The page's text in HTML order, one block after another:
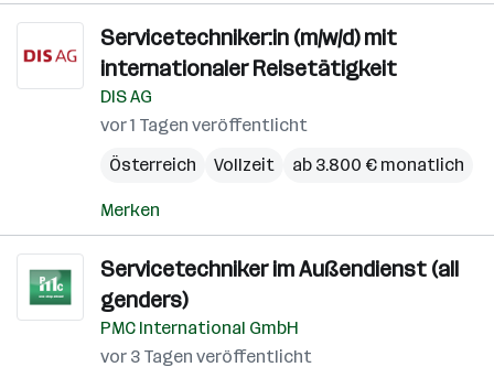
Servicetechniker:in (m/w/d) mit
internationaler Reisetätigkeit
DIS AG
vor 1 Tagen veröffentlicht
Österreich
Vollzeit ab 3.800 € monatlich
Merken
Servicetechniker im Außendienst (all
genders)
PMC International GmbH
vor 3 Tagen veröffentlicht